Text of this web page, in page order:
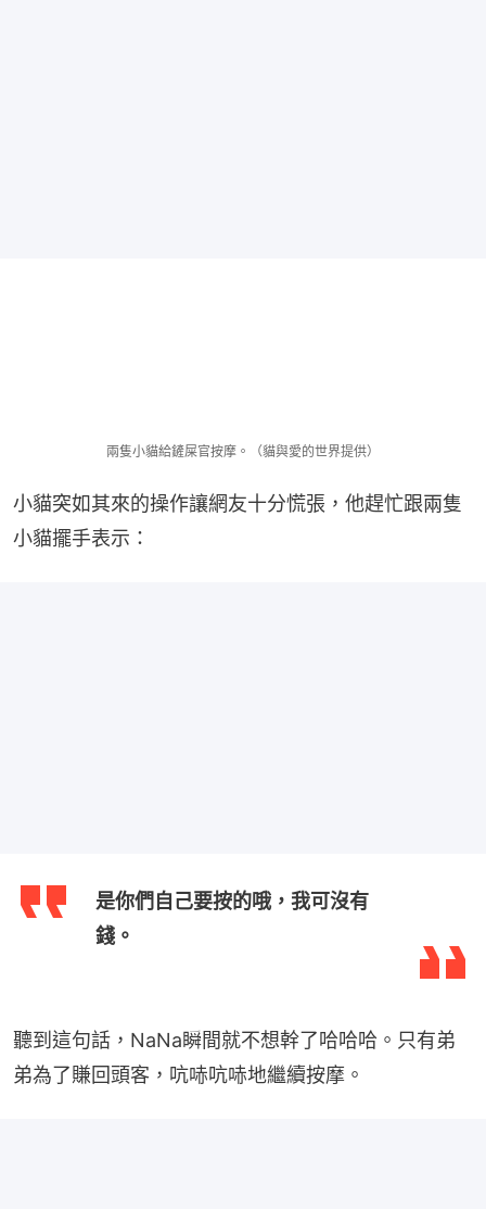
兩隻小貓給鏟屎官按摩。（貓與愛的世界提供）
小貓突如其來的操作讓網友十分慌張，他趕忙跟兩隻
小貓擺手表示：
是你們自己要按的哦，我可沒有
錢。
聽到這句話，NaNa瞬間就不想幹了哈哈哈。只有弟
弟為了賺回頭客，吭哧吭哧地繼續按摩。